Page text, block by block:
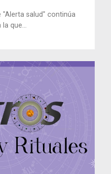
"Alerta salud" continúa
que...